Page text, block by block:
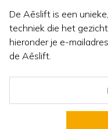
De Aēslift is een
techniek die het
hieronder je e-
de Aēslift.